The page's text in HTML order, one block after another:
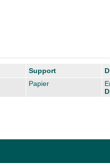
Support
Papier